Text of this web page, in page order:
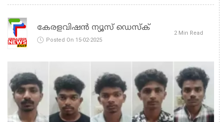
കേരളവിഷൻ ന്യൂസ് ഡെസ്‌ക്
Posted On 15-02-2025
2 Min Read